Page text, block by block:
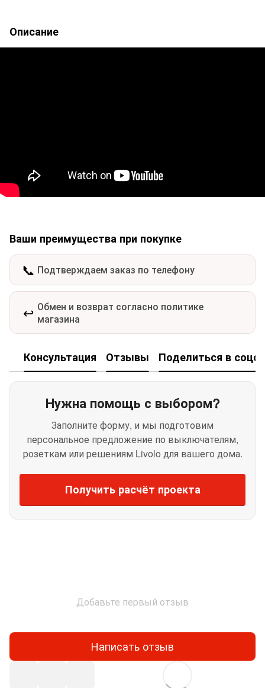
Описание
Ваши преимущества при покупке
📞 Подтверждаем заказ по телефону
↩️ Обмен и возврат согласно политике
магазина
Консультация Отзывы Поделиться в
Нужна помощь с выбором?
Заполните форму, и мы подготовим
персональное предложение по выключателям,
розеткам или решениям Livolo для вашего дома.
Получить расчёт проекта
Добавьте первый отзыв
Написать отзыв